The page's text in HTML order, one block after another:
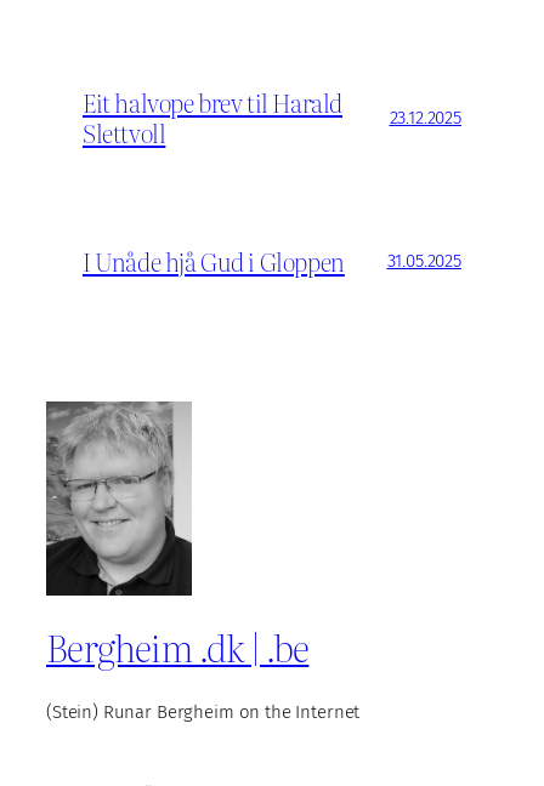
Eit halvope brev til Harald
Slettvoll
23.12.2025
I Unåde hjå Gud i Gloppen 31.05.2025
Bergheim .dk | .be
(Stein) Runar Bergheim on the Internet